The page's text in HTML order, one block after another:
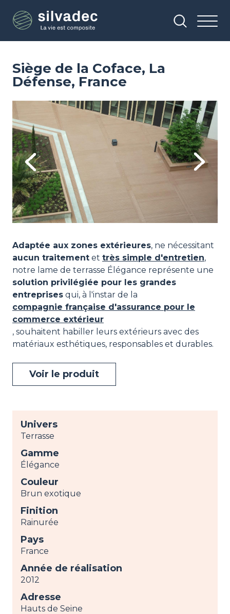
contenu
Siège de la Coface, La
Défense, France
Previous Next
Adaptée aux zones extérieures, ne nécessitant
aucun traitement et très simple d'entretien,
notre lame de terrasse Élégance représente une
solution privilégiée pour les grandes
entreprises qui, à l'instar de la
compagnie française d'assurance pour le
commerce extérieur
, souhaitent habiller leurs extérieurs avec des
matériaux esthétiques, responsables et durables.
Voir le produit
Univers
Terrasse
Gamme
Élégance
Couleur
Brun exotique
Finition
Rainurée
Pays
France
Année de réalisation
2012
Adresse
Hauts de Seine